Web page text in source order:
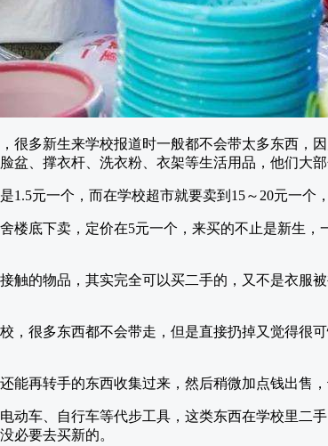
很多新生来学校报道时一般都不会带太多东西，
盆、撑衣杆、洗衣粉、衣架等生活用品，他们大部
1.5元一个，而在学校超市就要卖到15～20元一个
楼底下卖，定价在5元一个，来买的不止是新生，
触的物品，其实完全可以买二手的，又不是衣服
，很多东西都不会带走，但是直接扔掉又觉得很
能再转手的东西收集过来，然后稍微加点钱出售，
动车、自行车等代步工具，这类东西在学校里二
必要去买新的。